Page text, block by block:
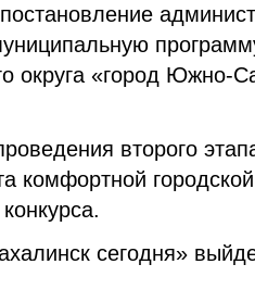
округа «город Южно-
второго
комфортной
сегодня»